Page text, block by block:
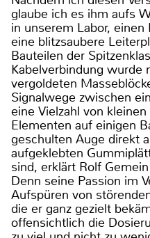
glaube ich es ihm aufs
in unserem Labor,
eine blitzsaubere
Bauteilen der
Kabelverbindung
vergoldeten
Signalwege zwischen
eine Vielzahl von
Elementen auf einigen
geschulten Auge direkt
aufgeklebten
sind, erklärt Rolf
Denn seine Passion im
Aufspüren von
die er ganz gezielt
offensichtlich die